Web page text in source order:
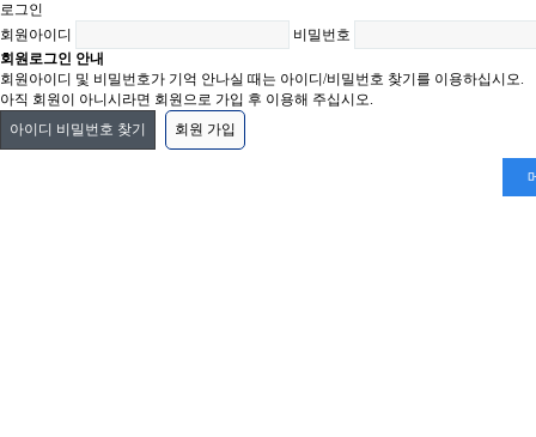
로그인
회원아이디
비밀번호
회원로그인 안내
회원아이디 및 비밀번호가 기억 안나실 때는 아이디/비밀번호 찾기를 이용하십시오.
아직 회원이 아니시라면 회원으로 가입 후 이용해 주십시오.
아이디 비밀번호 찾기
회원 가입